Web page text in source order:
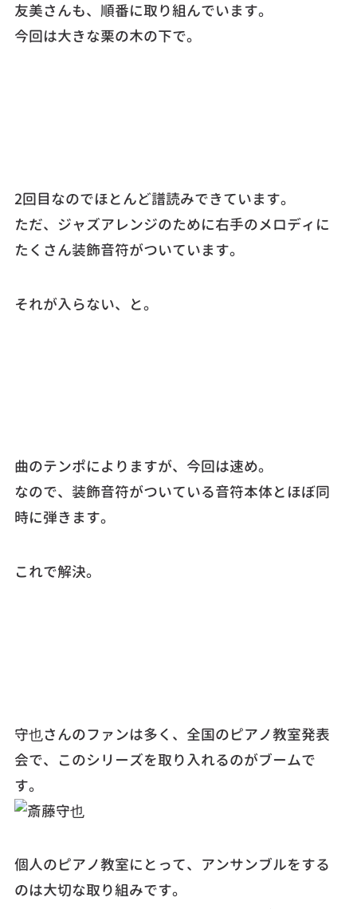
友美さんも、順番に取り組んでいます。
今回は大きな栗の木の下で。
2回目なのでほとんど譜読みできています。
ただ、ジャズアレンジのために右手のメロディに
たくさん装飾音符がついています。
それが入らない、と。
曲のテンポによりますが、今回は速め。
なので、装飾音符がついている音符本体とほぼ同
時に弾きます。
これで解決。
守也さんのファンは多く、全国のピアノ教室発表
会で、このシリーズを取り入れるのがブームで
す。
個人のピアノ教室にとって、アンサンブルをする
のは大切な取り組みです。